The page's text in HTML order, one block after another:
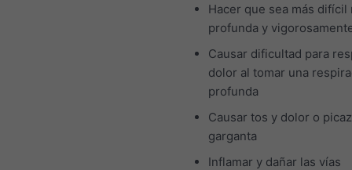
Hacer que sea más difícil
profunda y
Causar dificultad para
dolor al tomar una
profunda
Causar tos y dolor o
garganta
Inflamar y dañar las vías